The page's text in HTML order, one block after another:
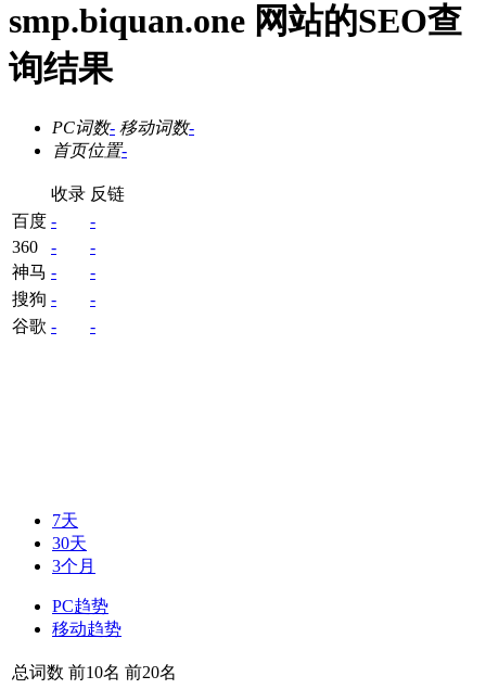
smp.biquan.one 网站的SEO查
询结果
PC词数- 移动词数-
首页位置-
收录 反链
百度 -
-
360
-
-
神马 -
-
搜狗 -
-
谷歌 - -
7天
30天
3个月
PC趋势
移动趋势
总词数 前10名 前20名